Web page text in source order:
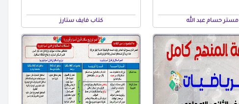
مستر حسام عبد الله كتاب فايف ستارز